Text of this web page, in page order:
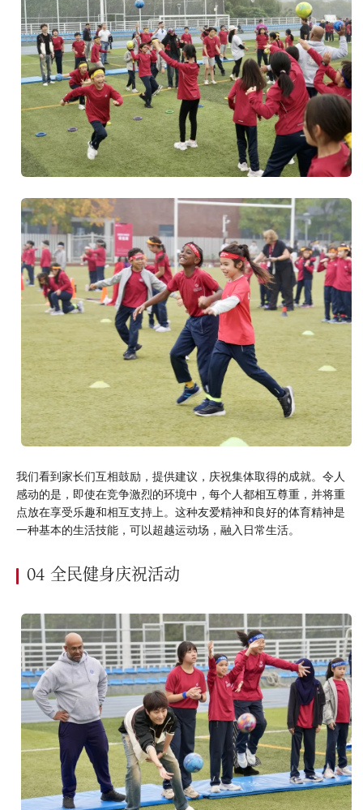
我们看到家长们互相鼓励，提供建议，庆祝集体取得的成就。令人
感动的是，即使在竞争激烈的环境中，每个人都相互尊重，并将重
点放在享受乐趣和相互支持上。这种友爱精神和良好的体育精神是
一种基本的生活技能，可以超越运动场，融入日常生活。
04 全民健身庆祝活动